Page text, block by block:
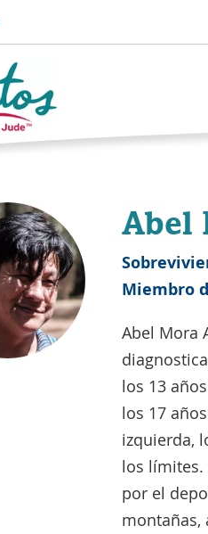
Abel
Miembro
Abel Mora
los 13
los 17
izquierda,
los límites.
por el
montañas,